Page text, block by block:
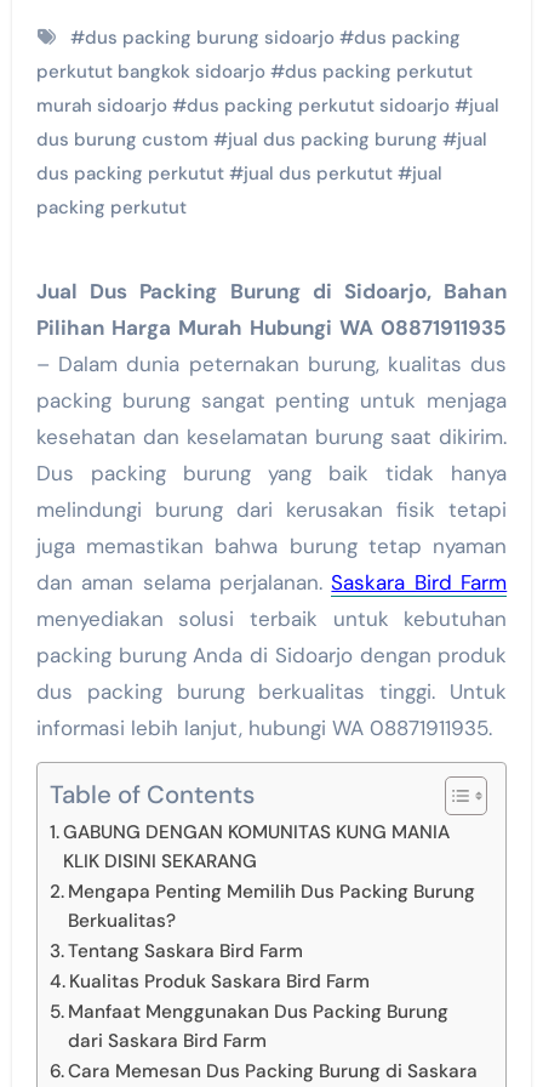
#dus packing burung sidoarjo#dus packing
perkutut bangkok sidoarjo#dus packing perkutut
murah sidoarjo#dus packing perkutut sidoarjo#jual
dus burung custom #jual dus packing burung #jual
dus packing perkutut#jual dus perkutut#jual
packing perkutut
Jual Dus Packing Burung di Sidoarjo, Bahan
Pilihan Harga Murah Hubungi WA 08871911935
– Dalam dunia peternakan burung, kualitas dus
packing burung sangat penting untuk menjaga
kesehatan dan keselamatan burung saat dikirim.
Dus packing burung yang baik tidak hanya
melindungi burung dari kerusakan fisik tetapi
juga memastikan bahwa burung tetap nyaman
dan aman selama perjalanan.Saskara Bird Farm
menyediakan solusi terbaik untuk kebutuhan
packing burung Anda di Sidoarjo dengan produk
dus packing burung berkualitas tinggi. Untuk
informasi lebih lanjut, hubungi WA 08871911935.
Table of Contents
GABUNG DENGAN KOMUNITAS KUNG MANIA
KLIK DISINI SEKARANG
Mengapa Penting Memilih Dus Packing Burung
Berkualitas?
Tentang Saskara Bird Farm
Kualitas Produk Saskara Bird Farm
Manfaat Menggunakan Dus Packing Burung
dari Saskara Bird Farm
Cara Memesan Dus Packing Burung di Saskara